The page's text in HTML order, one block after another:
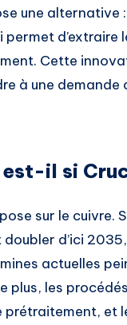
une alternative
permet
Cette
à une
est-il si
sur le cuivre.
d’ici
actuelles
plus, les
et